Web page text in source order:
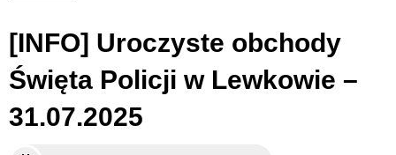
[INFO] Uroczyste obchody
Święta Policji w Lewkowie –
31.07.2025